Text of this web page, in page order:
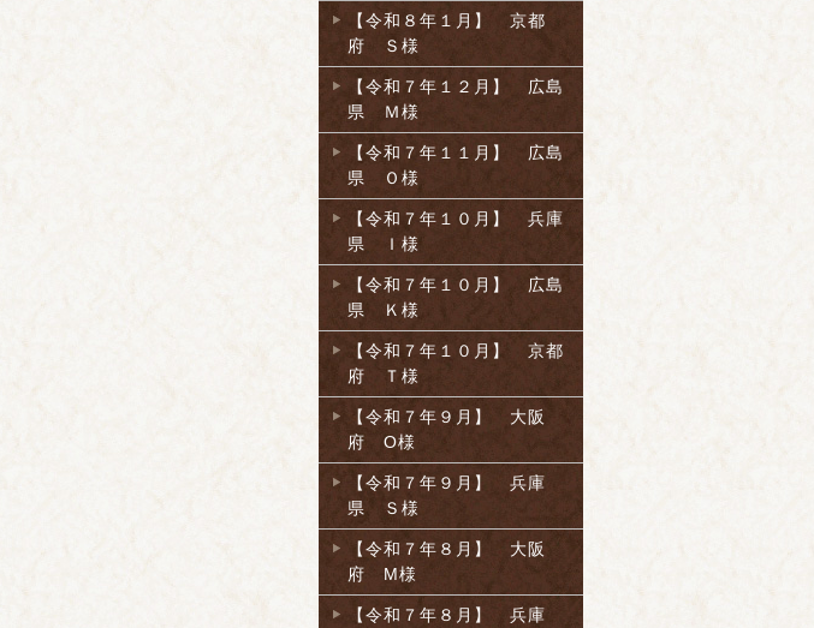
【令和８年１月】 京都
府 Ｓ様
【令和７年１２月】 広島
県 Ｍ様
【令和７年１１月】 広島
県 Ｏ様
【令和７年１０月】 兵庫
県 Ｉ様
【令和７年１０月】 広島
県 Ｋ様
【令和７年１０月】 京都
府 Ｔ様
【令和７年９月】 大阪
府 O様
【令和７年９月】 兵庫
県 Ｓ様
【令和７年８月】 大阪
府 M様
【令和７年８月】 兵庫